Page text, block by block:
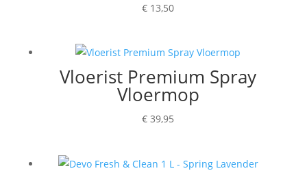
€ 13,50
Vloerist Premium Spray
Vloermop
€ 39,95